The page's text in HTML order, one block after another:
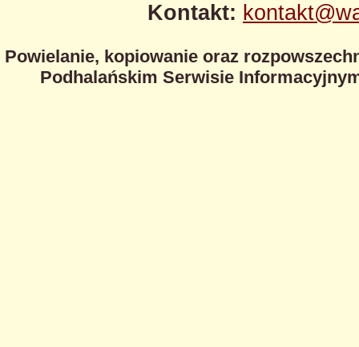
Kontakt:
Powielanie, kopiowanie oraz
Podhalańskim Serwisie